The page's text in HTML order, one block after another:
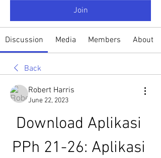
Join
Discussion Media Members About
Back
Robert Harris
June 22, 2023
Download Aplikasi
PPh 21-26: Aplikasi